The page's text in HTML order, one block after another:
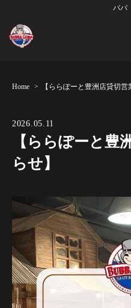
ババ
Home 【ららぽーと豊洲店貸切営
2026.05.11
【ららぽーと豊
らせ】